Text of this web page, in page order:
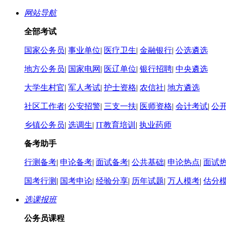
网站导航
全部考试
国家公务员| 事业单位| 医疗卫生| 金融银行| 公选遴选
地方公务员| 国家电网 | 医辽单位| 银行招聘| 中央遴选
大学生村官| 军人考试| 护士资格| 农信社| 地方遴选
社区工作者| 公安招警| 三支一扶| 医师资格| 会计考试| 公
乡镇公务员| 选调生| IT教育培训 | 执业药师
备考助手
行测备考| 申论备考| 面试备考| 公共基础| 申论热点| 面试
国考行测 | 国考申论| 经验分享| 历年试题| 万人模考| 估分
选课报班
公务员课程